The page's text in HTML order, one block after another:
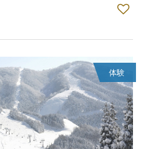
体験